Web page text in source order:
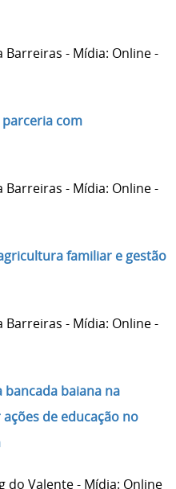
Barreiras - Mídia: Online -
parceria com
Barreiras - Mídia: Online -
familiar e gestão
Barreiras - Mídia: Online -
bancada baiana na
de educação no
do Valente - Mídia: Online